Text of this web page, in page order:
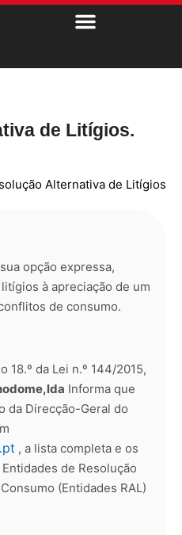
de Litígios.
Alternativa de Litígios
opção expressa,
à apreciação de um
de consumo.
18.º da Lei n.º 144/2015,
Informa que
da Direcção-Geral do
, a lista completa e os
de Resolução
(Entidades RAL)